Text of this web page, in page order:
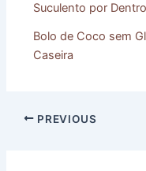
Suculento por
Bolo de Coco sem
Caseira
PREVIOUS